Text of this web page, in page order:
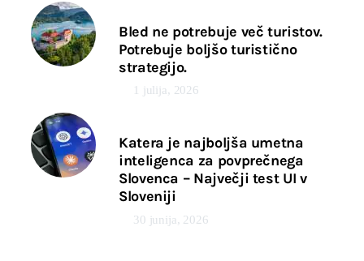
Bled ne potrebuje več turistov.
Potrebuje boljšo turistično
strategijo.
1 julija, 2026
Katera je najboljša umetna
inteligenca za povprečnega
Slovenca – Največji test UI v
Sloveniji
30 junija, 2026